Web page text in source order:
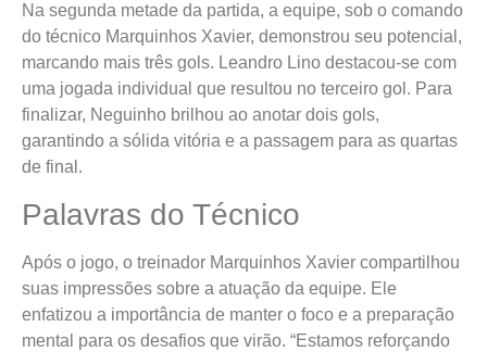
Na segunda metade da partida, a equipe, sob o comando
do técnico Marquinhos Xavier, demonstrou seu potencial,
marcando mais três gols. Leandro Lino destacou-se com
uma jogada individual que resultou no terceiro gol. Para
finalizar, Neguinho brilhou ao anotar dois gols,
garantindo a sólida vitória e a passagem para as quartas
de final.
Palavras do Técnico
Após o jogo, o treinador Marquinhos Xavier compartilhou
suas impressões sobre a atuação da equipe. Ele
enfatizou a importância de manter o foco e a preparação
mental para os desafios que virão. “Estamos reforçando